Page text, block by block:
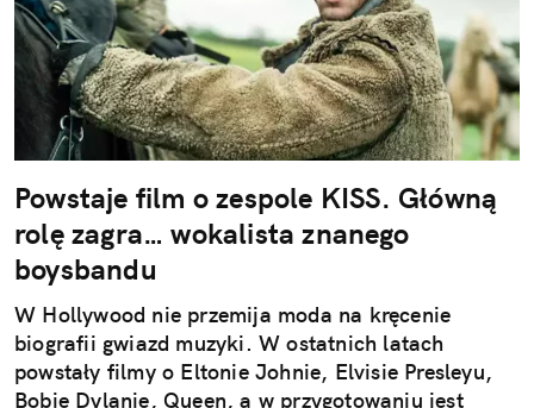
Powstaje film o zespole KISS. Główną
rolę zagra… wokalista znanego
boysbandu
W Hollywood nie przemija moda na kręcenie
biografii gwiazd muzyki. W ostatnich latach
powstały filmy o Eltonie Johnie, Elvisie Presleyu,
Bobie Dylanie, Queen, a w przygotowaniu jest